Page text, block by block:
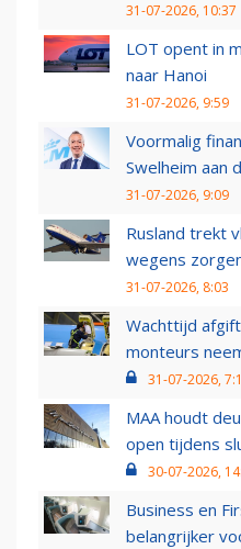
31-07-2026, 10:37
LOT opent in
naar Hanoi
31-07-2026, 9:59
Voormalig
Swelheim aan
31-07-2026, 9:09
Rusland trekt
wegens
31-07-2026, 8:03
Wachttijd
monteurs
31-07-2026,
MAA houdt
open tijdens
30-07-2026,
Business en
belangrijker